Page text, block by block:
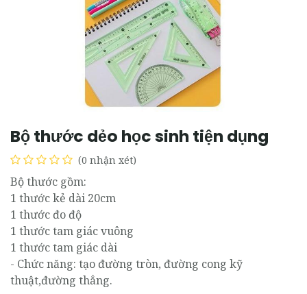
Bộ thước dẻo học sinh tiện dụng
(0 nhận xét)
Bộ thước gồm:
1 thước kẻ dài 20cm
1 thước đo độ
1 thước tam giác vuông
1 thước tam giác dài
- Chức năng: tạo đường tròn, đường cong kỹ
thuật,đường thẳng.